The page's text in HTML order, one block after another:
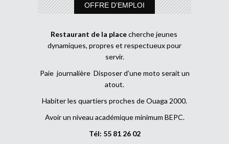
OFFRE D’EMPLOI
Restaurant de la placecherche jeunes
dynamiques, propres et respectueux pour
servir.
Paie journalière Disposer d’une moto serait un
atout.
Habiter les quartiers proches de Ouaga 2000.
Avoir un niveau académique minimum BEPC.
Tél: 55 81 26 02